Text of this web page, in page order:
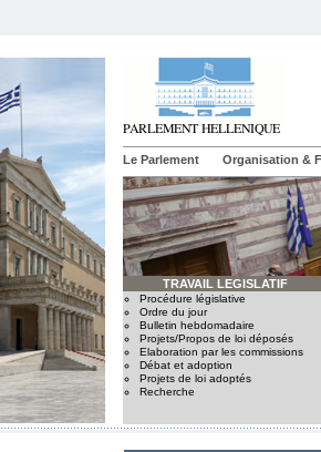
Le Parlement Organisation &
TRAVAIL LEGISLATIF
Procédure législative
Ordre du jour
Bulletin hebdomadaire
Projets/Propos de loi déposés
Elaboration par les commissions
Débat et adoption
Projets de loi adoptés
Recherche